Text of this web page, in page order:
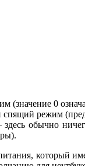
(значение 0
режим
обычно
который